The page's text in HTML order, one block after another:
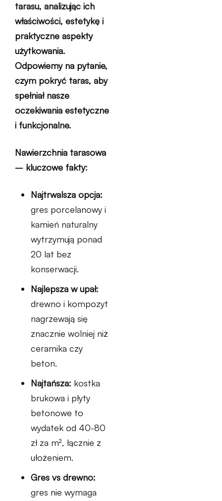
tarasu, analizując ich
właściwości, estetykę i
praktyczne aspekty
użytkowania.
Odpowiemy na pytanie,
czym pokryć taras, aby
spełniał nasze
oczekiwania estetyczne
i funkcjonalne.
Nawierzchnia tarasowa
– kluczowe fakty:
Najtrwalsza opcja:
gres porcelanowy i
kamień naturalny
wytrzymują ponad
20 lat bez
konserwacji.
Najlepsza w upał:
drewno i kompozyt
nagrzewają się
znacznie wolniej niż
ceramika czy
beton.
Najtańsza: kostka
brukowa i płyty
betonowe to
wydatek od 40-80
zł za m², łącznie z
ułożeniem.
Gres vs drewno:
gres nie wymaga